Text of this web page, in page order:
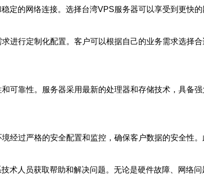
定的网络连接。选择台湾VPS服务器可以享受到更快
进行定制化配置。客户可以根据自己的业务需求选择
可靠性。服务器采用最新的处理器和存储技术，具备
经过严格的安全配置和监控，确保客户数据的安全性
术人员获取帮助和解决问题。无论是硬件故障、网络